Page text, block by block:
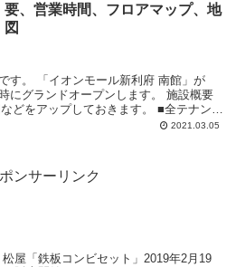
要、営業時間、フロアマップ、地
図
南館」が
ランドオープンします。 施設概要
ップしておきます。 ■全テナント
2021.03.05
ンサーリンク
松屋「鉄板コンビセット」2019年2月19